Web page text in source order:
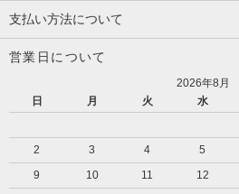
支払い方法について
営業日について
2026年8月
日
月 火 水
2
3 4 5
9
10 11 12